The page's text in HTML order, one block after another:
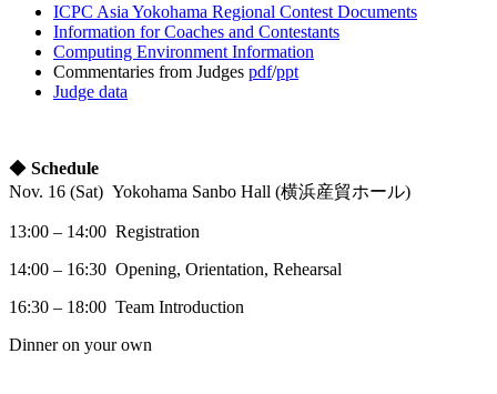
ICPC Asia Yokohama Regional Contest Documents
Information for Coaches and Contestants
Computing Environment Information
Commentaries from Judges pdf/ppt
Judge data
◆ Schedule
Nov. 16 (Sat) Yokohama Sanbo Hall (横浜産貿ホール)
13:00 – 14:00 Registration
14:00 – 16:30 Opening, Orientation, Rehearsal
16:30 – 18:00 Team Introduction
Dinner on your own